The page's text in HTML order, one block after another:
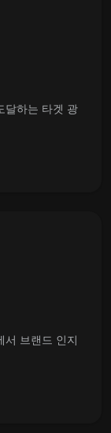
달하는 타겟 광
서 브랜드 인지